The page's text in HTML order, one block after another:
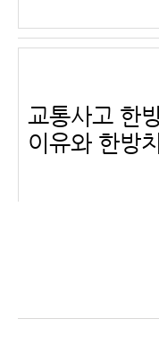
교통사고 한
이유와 한방
적용 가능